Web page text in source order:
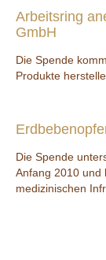
Arbeitsring
GmbH
Die Spende
Produkte
Die Spende
Anfang 2010 und
medizinischen